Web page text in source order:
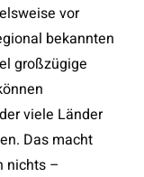
vor
bekannten
großzügige
viele Länder
Das macht
nichts –